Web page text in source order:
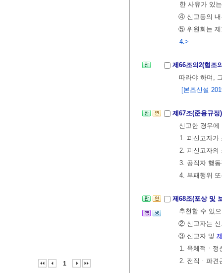
1
한 사유가 있
④ 신고등의 내
⑤ 위원회는 제
4.>
제66조의2(협조
따라야 하며,
[본조신설
제67조(준용규
신고한 경우
1. 피신고자가
2. 피신고자의
3. 공직자 행
4. 부패행위
제68조(포상 및
추천할 수 있
② 신고자는 신
③ 신고자 및
1. 육체적ㆍ정
2. 전직ㆍ파견